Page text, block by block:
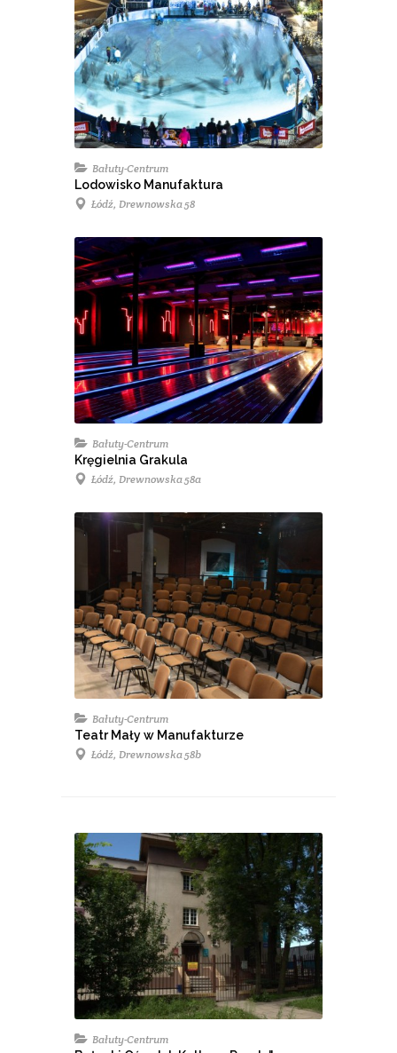
Bałuty-Centrum
Lodowisko Manufaktura
Łódź, Drewnowska 58
Bałuty-Centrum
Kręgielnia Grakula
Łódź, Drewnowska 58a
Bałuty-Centrum
Teatr Mały w Manufakturze
Łódź, Drewnowska 58b
Bałuty-Centrum